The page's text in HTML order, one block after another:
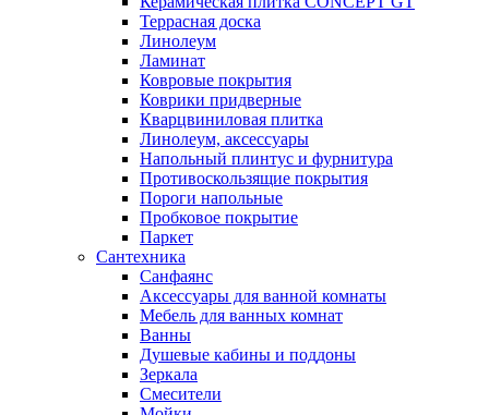
Террасная доска
Линолеум
Ламинат
Ковровые покрытия
Коврики придверные
Кварцвиниловая плитка
Линолеум, аксессуары
Напольный плинтус и фурнитура
Противоскользящие покрытия
Пороги напольные
Пробковое покрытие
Паркет
Сантехника
Санфаянс
Аксессуары для ванной комнаты
Мебель для ванных комнат
Ванны
Душевые кабины и поддоны
Зеркала
Смесители